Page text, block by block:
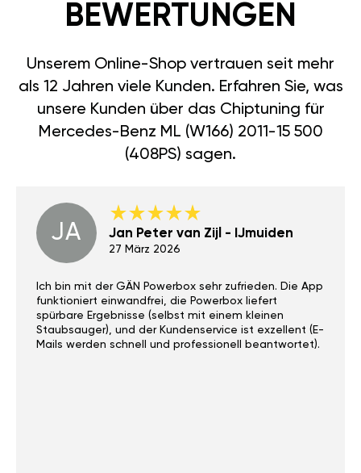
BEWERTUNGEN
Unserem Online-Shop vertrauen seit mehr
als 12 Jahren viele Kunden. Erfahren Sie, was
unsere Kunden über das Chiptuning für
Mercedes-Benz ML (W166) 2011-15 500
(408PS) sagen.
JA Jan Peter van Zijl - IJmuiden
27 März 2026
Ich bin mit der GÄN Powerbox sehr zufrieden. Die App
funktioniert einwandfrei, die Powerbox liefert
spürbare Ergebnisse (selbst mit einem kleinen
Staubsauger), und der Kundenservice ist exzellent (E-
Mails werden schnell und professionell beantwortet).